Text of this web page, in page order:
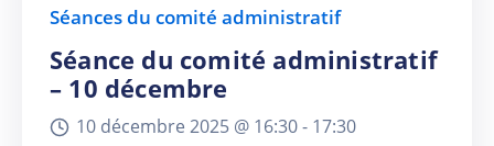
Séances du comité administratif
Séance du comité administratif
– 10 décembre
10 décembre 2025 @ 16:30 - 17:30